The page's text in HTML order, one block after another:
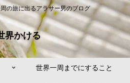
の旅に出るアラサー男のブログ
界かける
世界一周までにすること